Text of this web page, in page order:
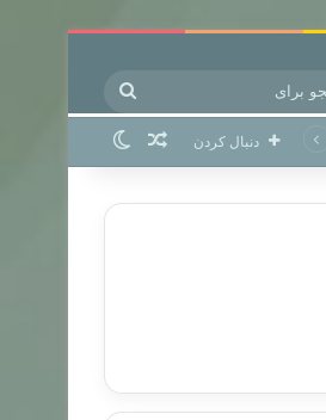
برای دنبال کردن نوشته تصادفی